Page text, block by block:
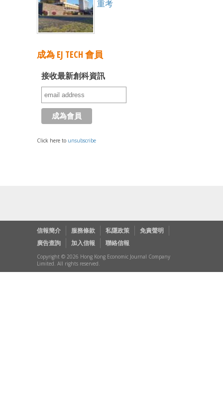
重考
成為 EJ TECH 會員
接收最新創科資訊
Click here to unsubscribe
信報簡介 服務條款 私隱政策
免責聲明
廣告查詢
加入信報 聯絡信報
Copyright © 2026 Hong Kong Economic Journal Company
Limited. All rights reserved.